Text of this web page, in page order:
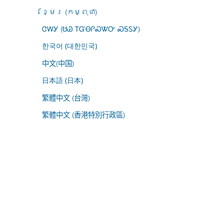
ខ្មែរ (កម្ពុជា)
ᏣᎳᎩ (ᏌᏊ ᎢᏳᎾᎵᏍᏔᏅ ᏍᎦᏚᎩ)
한국어 (대한민국)
中文(中国)
日本語 (日本)
繁體中文 (台灣)
繁體中文 (香港特別行政區)